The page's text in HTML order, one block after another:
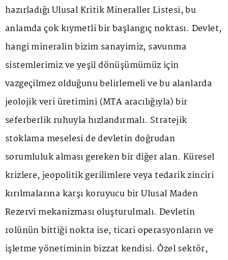
hazırladığı Ulusal Kritik Mineraller Listesi, bu
anlamda çok kıymetli bir başlangıç noktası. Devlet,
hangi mineralin bizim sanayimiz, savunma
sistemlerimiz ve yeşil dönüşümümüz için
vazgeçilmez olduğunu belirlemeli ve bu alanlarda
jeolojik veri üretimini (MTA aracılığıyla) bir
seferberlik ruhuyla hızlandırmalı. Stratejik
stoklama meselesi de devletin doğrudan
sorumluluk alması gereken bir diğer alan. Küresel
krizlere, jeopolitik gerilimlere veya tedarik zinciri
kırılmalarına karşı koruyucu bir Ulusal Maden
Rezervi mekanizması oluşturulmalı. Devletin
rolünün bittiği nokta ise, ticari operasyonların ve
işletme yönetiminin bizzat kendisi. Özel sektör,